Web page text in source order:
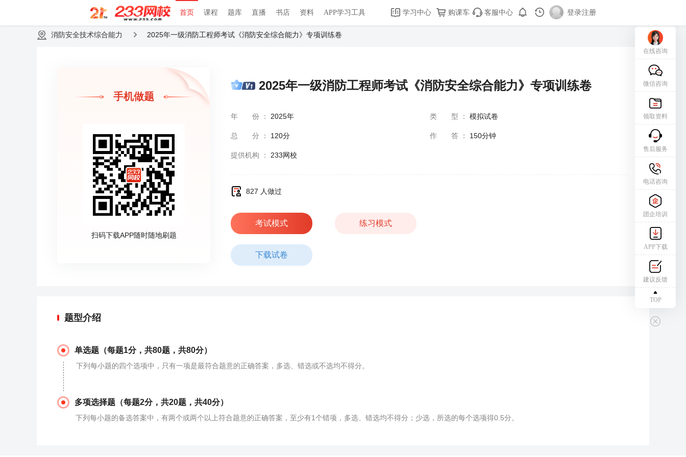
首页 课程 题库 直播 书店 资料 APP学习工具 学习中心 购课车 客服中心 登录|注册
消防安全技术综合能力 2025年一级消防工程师考试《消防安全综合能力》专项训练卷
手机做题
扫码下载APP随时随地刷题
2025年一级消防工程师考试《消防安全综合能力》专项训练卷
年份 ： 2025年 类型 ： 模拟试卷
总分 ： 120分 作答 ： 150分钟
提供机构 ： 233网校
827 人做过
考试模式 练习模式
下载试卷
题型介绍
单选题（每题1分，共80题，共80分）
下列每小题的四个选项中，只有一项是最符合题意的正确答案，多选、错选或不选均不得分。
多项选择题（每题2分，共20题，共40分）
下列每小题的备选答案中，有两个或两个以上符合题意的正确答案，至少有1个错项，多选、错选均不得分；少选，所选的每个选项得0.5分。
在线咨询
微信咨询
领取资料
售后服务
电话咨询
团企培训
APP下载
建议反馈
TOP